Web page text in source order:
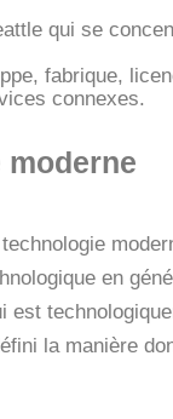
qui se
fabrique,
connexes.
moderne
en
la manière